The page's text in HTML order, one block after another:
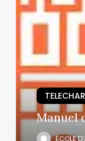
Manuel
ÉCOLE